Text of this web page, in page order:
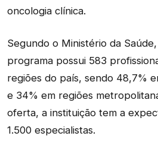
oncologia clínica.
Segundo o Ministério da
programa possui 583
regiões do país, sendo 48,7%
e 34% em regiões
oferta, a instituição tem a
1.500 especialistas.